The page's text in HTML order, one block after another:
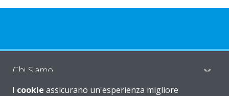
Chi Siamo
I cookie assicurano un'esperienza migliore